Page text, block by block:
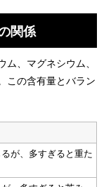
関係
、マグネシウム、
この含有量とバラン
が、多すぎると重た